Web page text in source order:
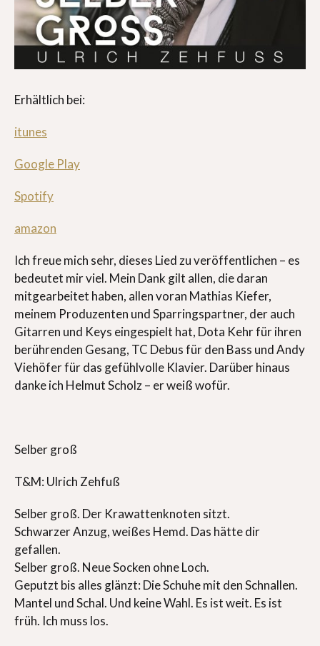
Erhältlich bei:
itunes
Google Play
Spotify
amazon
Ich freue mich sehr, dieses Lied zu veröffentlichen – es
bedeutet mir viel. Mein Dank gilt allen, die daran
mitgearbeitet haben, allen voran Mathias Kiefer,
meinem Produzenten und Sparringspartner, der auch
Gitarren und Keys eingespielt hat, Dota Kehr für ihren
berührenden Gesang, TC Debus für den Bass und Andy
Viehöfer für das gefühlvolle Klavier. Darüber hinaus
danke ich Helmut Scholz – er weiß wofür.
Selber groß
T&M: Ulrich Zehfuß
Selber groß. Der Krawattenknoten sitzt.
Schwarzer Anzug, weißes Hemd. Das hätte dir
gefallen.
Selber groß. Neue Socken ohne Loch.
Geputzt bis alles glänzt: Die Schuhe mit den Schnallen.
Mantel und Schal. Und keine Wahl. Es ist weit. Es ist
früh. Ich muss los.